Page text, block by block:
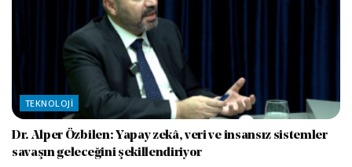
TEKNOLOJI
Dr. Alper Özbilen: Yapay zekâ, veri ve insansız sistemler
savaşın geleceğini şekillendiriyor